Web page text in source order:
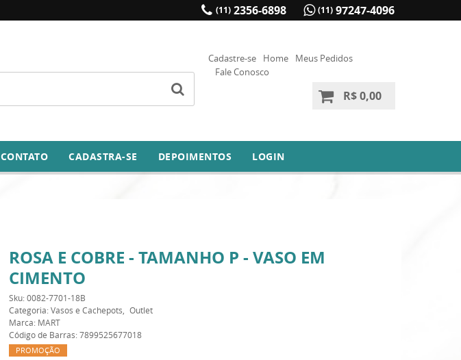
(11) 2356-6898 (11) 97247-4096
Cadastre-se Home
Meus Pedidos
Fale Conosco
R$ 0,00
CONTATO CADASTRA-SE DEPOIMENTOS LOGIN
ROSA E COBRE - TAMANHO P - VASO EM
CIMENTO
Sku:0082-7701-18B
Categoria: Vasos e Cachepots
Outlet
Marca: MART
Código de Barras:7899525677018
PROMOÇÃO